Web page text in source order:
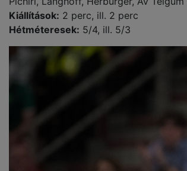
Kiállítások: 2 perc, ill. 2 perc
Hétméteresek: 5/4, ill. 5/3